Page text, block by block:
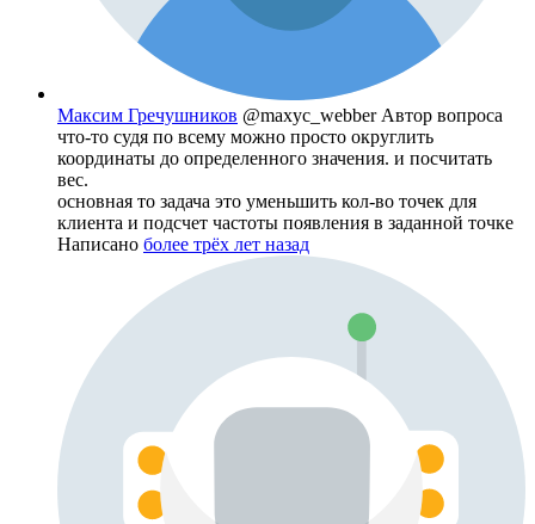
Максим Гречушников @maxyc_webber Автор вопроса
что-то судя по всему можно просто округлить
координаты до определенного значения. и посчитать
вес.
основная то задача это уменьшить кол-во точек для
клиента и подсчет частоты появления в заданной точке
Написано более трёх лет назад